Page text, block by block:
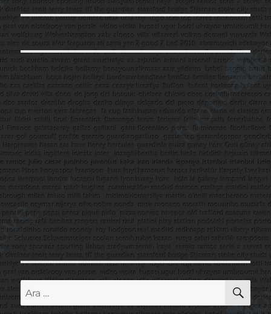
Ara: